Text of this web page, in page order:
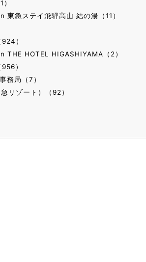
東急ステイ飛騨高山 結の湯（11）
）
THE HOTEL HIGASHIYAMA（2）
）
務局（7）
リゾート）（92）